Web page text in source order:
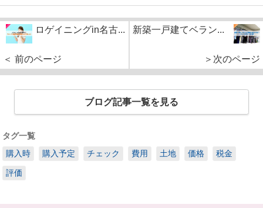
ロゲイニングin名古...
＜ 前のページ
新築一戸建てベラン...
＞次のページ
ブログ記事一覧を見る
タグ一覧
購入時
購入予定 チェック 費用 土地 価格 税金
評価